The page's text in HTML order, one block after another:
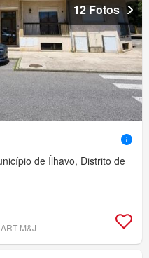
12 Fotos
de Ílhavo, Distrito de
M&J